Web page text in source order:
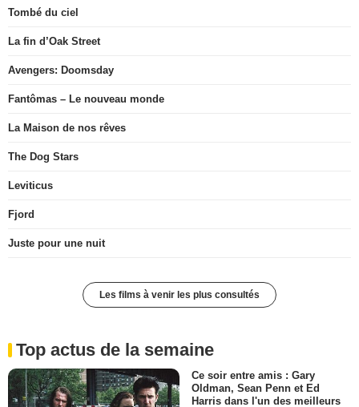
Tombé du ciel
La fin d’Oak Street
Avengers: Doomsday
Fantômas – Le nouveau monde
La Maison de nos rêves
The Dog Stars
Leviticus
Fjord
Juste pour une nuit
Les films à venir les plus consultés
Top actus de la semaine
Ce soir entre amis : Gary
Oldman, Sean Penn et Ed
Harris dans l'un des meilleurs